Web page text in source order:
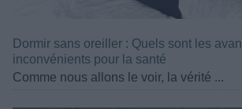
Dormir sans oreiller : Quels sont les
inconvénients pour la santé
Comme nous allons le voir, la vérité ...